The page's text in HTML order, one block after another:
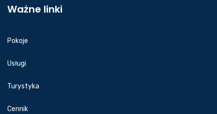
Ważne linki
Pokoje
Usługi
Turystyka
Cennik